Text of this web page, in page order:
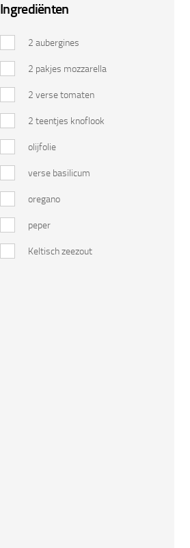
Ingrediënten
2 aubergines
2 pakjes mozzarella
2 verse tomaten
2 teentjes knoflook
olijfolie
verse basilicum
oregano
peper
Keltisch zeezout